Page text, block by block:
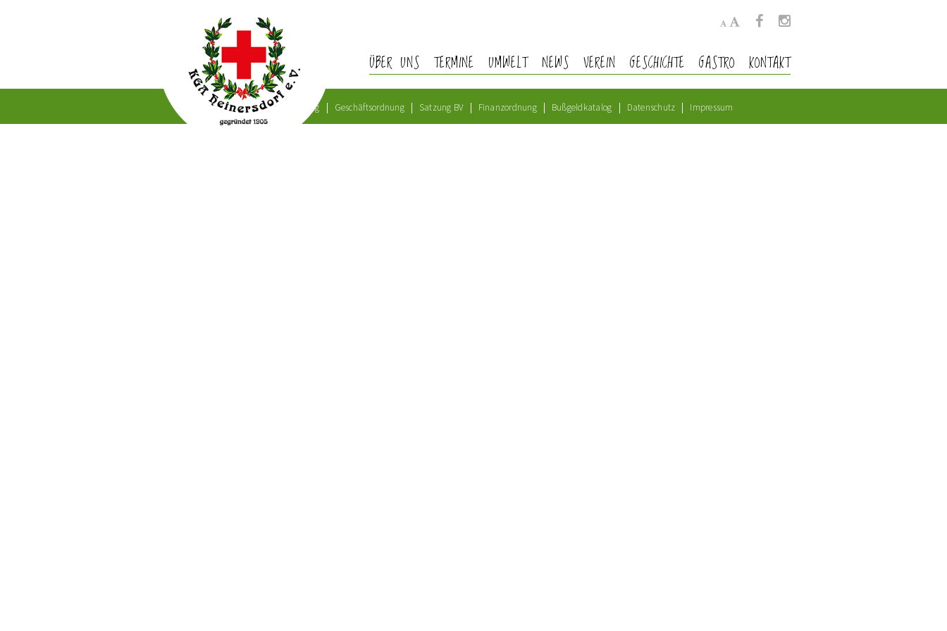
ÜBER UNS TERMINE UMWELT NEWS VEREIN GESCHICHTE GASTRO KONTAKT
Gartenordnung Satzung Geschäftsordnung Satzung BV Finanzordnung Bußgeldkatalog Datenschutz Impressum